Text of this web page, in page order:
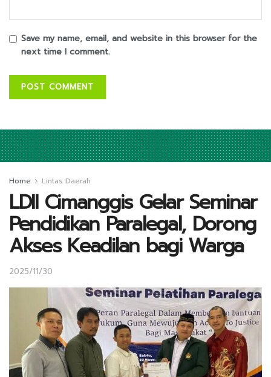
Save my name, email, and website in this browser for the
next time I comment.
Home Lintas Daerah
LDII Cimanggis Gelar Seminar
Pendidikan Paralegal, Dorong
Akses Keadilan bagi Warga
2025/11/30